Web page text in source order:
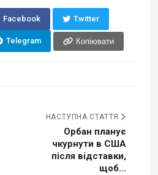
Facebook Twitter
Telegram Копіювати
НАСТУПНА СТАТТЯ
Орбан планує
чкурнути в США
після відставки,
щоб...